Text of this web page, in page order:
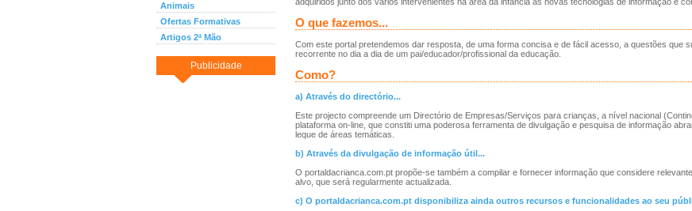
Animais
Ofertas Formativas
Artigos 2ª Mão
Publicidade
O que fazemos...
Com este portal pretendemos dar resposta, de uma forma concisa e de fácil acesso, a questões que
recorrente no dia a dia de um pai/educador/profissional da educação.
Como?
a) Através do directório...
Este projecto compreende um Directório de Empresas/Serviços para crianças, a nível nacional
plataforma on-line, que constiti uma poderosa ferramenta de divulgação e pesquisa de informação
leque de áreas temáticas.
b) Através da divulgação de informação útil...
O portaldacrianca.com.pt propõe-se também a compilar e fornecer informação que considere
alvo, que será regularmente actualizada.
c) O portaldacrianca.com.pt disponibiliza ainda outros recursos e funcionalidades ao seu